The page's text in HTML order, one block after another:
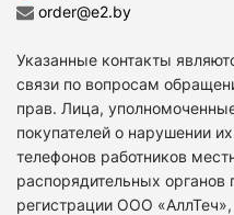
order@e2.by
Указанные контакты
связи по вопросам
прав. Лица,
покупателей о нарушении
телефонов работников
распорядительных органов
регистрации ООО